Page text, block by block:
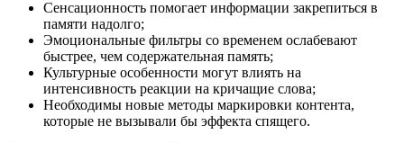
Сенсационность помогает информации закрепиться в
памяти надолго;
Эмоциональные фильтры со временем ослабевают
быстрее, чем содержательная память;
Культурные особенности могут влиять на
интенсивность реакции на кричащие слова;
Необходимы новые методы маркировки контента,
которые не вызывали бы эффекта спящего.